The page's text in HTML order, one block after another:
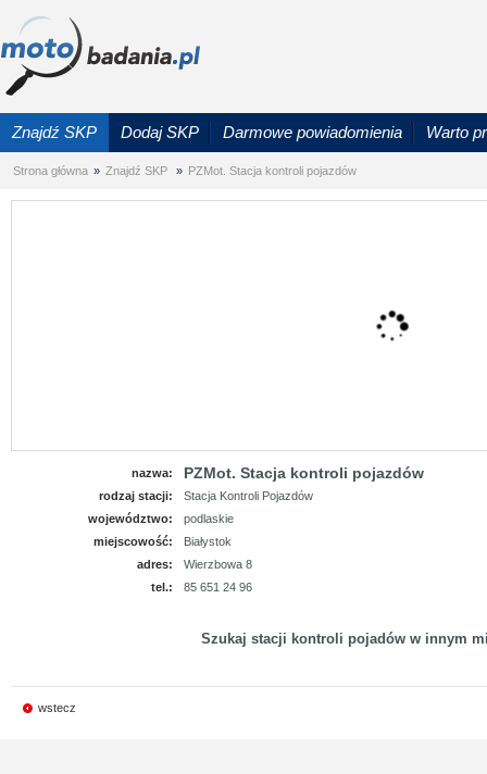
Znajdź SKP Dodaj SKP Darmowe powiadomienia Warto
Strona główna » Znajdź SKP » PZMot. Stacja kontroli pojazdów
nazwa: PZMot. Stacja kontroli pojazdów
rodzaj stacji:
Stacja Kontroli Pojazdów
województwo:
podlaskie
miejscowość:
Białystok
adres:
Wierzbowa 8
tel.:
85 651 24 96
Szukaj stacji kontroli pojadów w innym
wstecz